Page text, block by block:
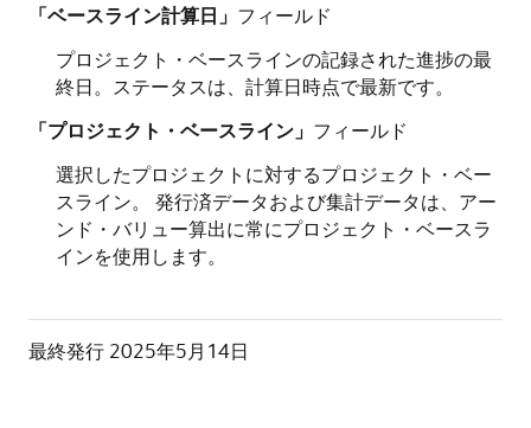
「ベースライン計算日」 フィールド
プロジェクト・ベースラインの記録された進捗の最
終日。ステータスは、計算日時点で最新です。
「プロジェクト・ベースライン」 フィールド
選択したプロジェクトに対するプロジェクト・ベー
スライン。 発行済データおよび集計データは、アー
ンド・バリュー算出に常にプロジェクト・ベースラ
インを使用します。
最終発行 2025年5月14日